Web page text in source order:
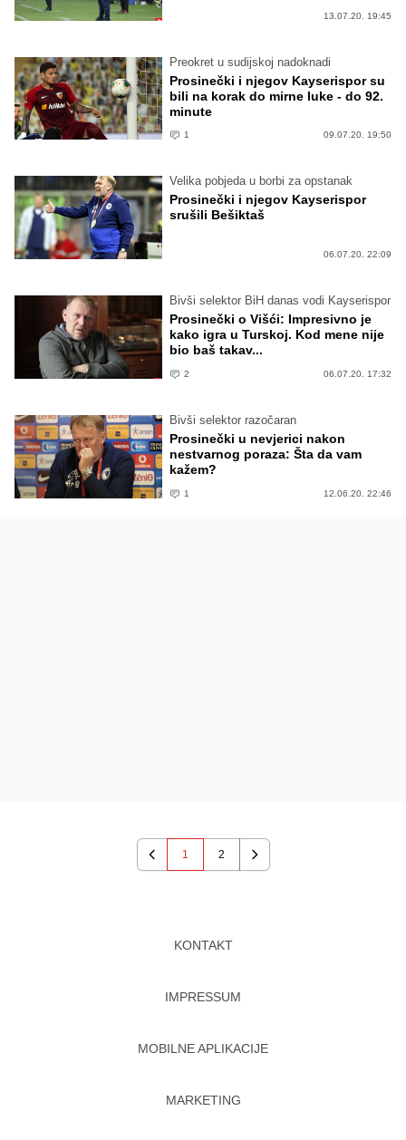
13.07.20. 19:45
Preokret u sudijskoj nadoknadi
Prosinečki i njegov Kayserispor su
bili na korak do mirne luke - do 92.
minute
1 09.07.20. 19:50
Velika pobjeda u borbi za opstanak
Prosinečki i njegov Kayserispor
srušili Bešiktaš
06.07.20. 22:09
Bivši selektor BiH danas vodi Kayserispor
Prosinečki o Višći: Impresivno je
kako igra u Turskoj. Kod mene nije
bio baš takav...
2 06.07.20. 17:32
Bivši selektor razočaran
Prosinečki u nevjerici nakon
nestvarnog poraza: Šta da vam
kažem?
1 12.06.20. 22:46
Previous
1 2
Next
KONTAKT
IMPRESSUM
MOBILNE APLIKACIJE
MARKETING